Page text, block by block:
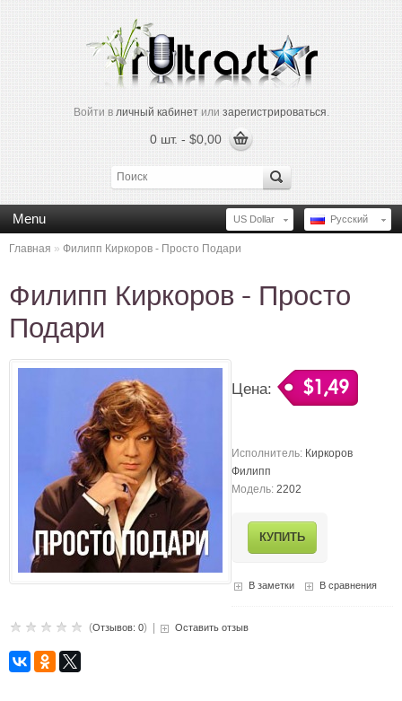
Войти в личный кабинетили зарегистрироваться.
0 шт. - $0,00
Русский
US Dollar
Menu
Главная » Филипп Киркоров - Просто Подари
Филипп Киркоров - Просто
Подари
Цена: $1,49
Исполнитель: Киркоров
Филипп
Модель: 2202
В заметки В сравнения
(Отзывов: 0) | Оставить отзыв